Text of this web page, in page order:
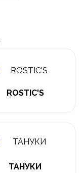
ROSTIC'S
ТАНУКИ